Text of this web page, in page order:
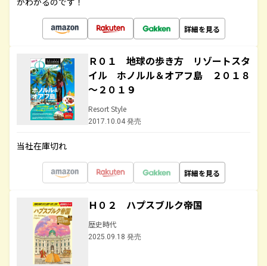
詳細を見る
Ｒ０１ 地球の歩き方 リゾートスタ
イル ホノルル＆オアフ島 ２０１８
～２０１９
Resort Style
2017.10.04 発売
当社在庫切れ
詳細を見る
Ｈ０２ ハプスブルク帝国
歴史時代
2025.09.18 発売